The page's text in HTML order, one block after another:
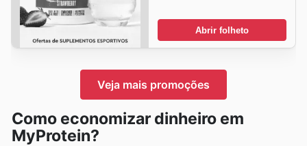
Abrir folheto
Veja mais promoções
Como economizar dinheiro em
MyProtein?